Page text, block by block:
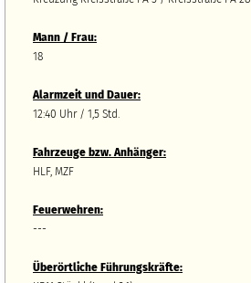
Mann / Frau:
18
Alarmzeit und Dauer:
12:40 Uhr / 1,5 Std.
Fahrzeuge bzw.Anhänger:
HLF, MZF
Feuerwehren:
---
Überörtliche Führungskräfte: